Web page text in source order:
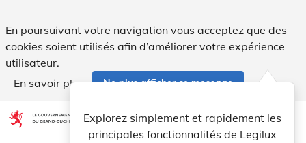
En poursuivant votre navigation vous acceptez que des
cookies soient utilisés afin d’améliorer votre expérience
utilisateur.
En savoir plus
Ne plus afficher ce message
Aller au contenu account_circle help Aide
Explorez simplement et rapidement les
principales fonctionnalités de Legilux
light_mode dark_mode